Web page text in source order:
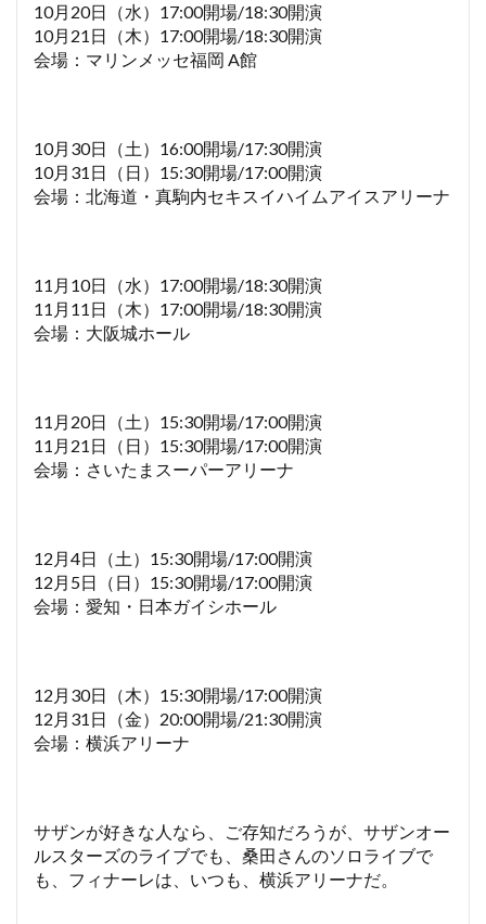
10月20日（水）17:00開場/18:30開演
10月21日（木）17:00開場/18:30開演
会場：マリンメッセ福岡 A館
10月30日（土）16:00開場/17:30開演
10月31日（日）15:30開場/17:00開演
会場：北海道・真駒内セキスイハイムアイスアリーナ
11月10日（水）17:00開場/18:30開演
11月11日（木）17:00開場/18:30開演
会場：大阪城ホール
11月20日（土）15:30開場/17:00開演
11月21日（日）15:30開場/17:00開演
会場：さいたまスーパーアリーナ
12月4日（土）15:30開場/17:00開演
12月5日（日）15:30開場/17:00開演
会場：愛知・日本ガイシホール
12月30日（木）15:30開場/17:00開演
12月31日（金）20:00開場/21:30開演
会場：横浜アリーナ
サザンが好きな人なら、ご存知だろうが、サザンオー
ルスターズのライブでも、桑田さんのソロライブで
も、フィナーレは、いつも、横浜アリーナだ。